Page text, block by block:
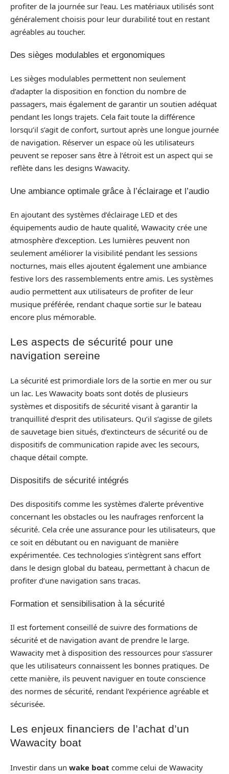
profiter de la journée sur l’eau. Les matériaux utilisés sont
généralement choisis pour leur durabilité tout en restant
agréables au toucher.
Des sièges modulables et ergonomiques
Les sièges modulables permettent non seulement
d’adapter la disposition en fonction du nombre de
passagers, mais également de garantir un soutien adéquat
pendant les longs trajets. Cela fait toute la différence
lorsqu’il s’agit de confort, surtout après une longue journée
de navigation. Réserver un espace où les utilisateurs
peuvent se reposer sans être à l’étroit est un aspect qui se
reflète dans les designs Wawacity.
Une ambiance optimale grâce à l’éclairage et l’audio
En ajoutant des systèmes d’éclairage LED et des
équipements audio de haute qualité, Wawacity crée une
atmosphère d’exception. Les lumières peuvent non
seulement améliorer la visibilité pendant les sessions
nocturnes, mais elles ajoutent également une ambiance
festive lors des rassemblements entre amis. Les systèmes
audio permettent aux utilisateurs de profiter de leur
musique préférée, rendant chaque sortie sur le bateau
encore plus mémorable.
Les aspects de sécurité pour une
navigation sereine
La sécurité est primordiale lors de la sortie en mer ou sur
un lac. Les Wawacity boats sont dotés de plusieurs
systèmes et dispositifs de sécurité visant à garantir la
tranquillité d’esprit des utilisateurs. Qu’il s’agisse de gilets
de sauvetage bien situés, d’extincteurs de sécurité ou de
dispositifs de communication rapide avec les secours,
chaque détail compte.
Dispositifs de sécurité intégrés
Des dispositifs comme les systèmes d’alerte préventive
concernant les obstacles ou les naufrages renforcent la
sécurité. Cela crée une assurance pour les utilisateurs, que
ce soit en débutant ou en naviguant de manière
expérimentée. Ces technologies s’intègrent sans effort
dans le design global du bateau, permettant à chacun de
profiter d’une navigation sans tracas.
Formation et sensibilisation à la sécurité
Il est fortement conseillé de suivre des formations de
sécurité et de navigation avant de prendre le large.
Wawacity met à disposition des ressources pour s’assurer
que les utilisateurs connaissent les bonnes pratiques. De
cette manière, ils peuvent naviguer en toute conscience
des normes de sécurité, rendant l’expérience agréable et
sécurisée.
Les enjeux financiers de l’achat d’un
Wawacity boat
Investir dans un wake boat comme celui de Wawacity